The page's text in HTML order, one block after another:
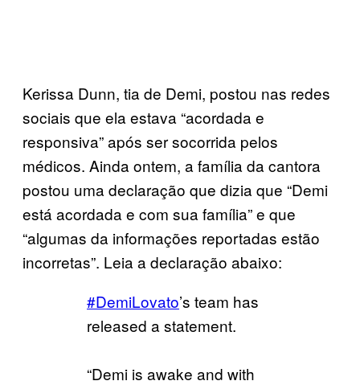
Kerissa Dunn, tia de Demi, postou nas redes
sociais que ela estava “acordada e
responsiva” após ser socorrida pelos
médicos. Ainda ontem, a família da cantora
postou uma declaração que dizia que “Demi
está acordada e com sua família” e que
“algumas da informações reportadas estão
incorretas”. Leia a declaração abaixo:
#DemiLovato’s team has
released a statement.
“Demi is awake and with